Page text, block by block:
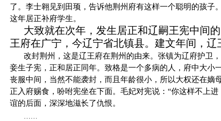
了。李士翱见到田顼，告诉他荆州府有这样一个聪明的孩
这年居正补府学生。
大致就在次年，发生居正和辽嗣王宪中间
王府在广宁，今辽宁省北镇县。建文年间，辽
改封荆州，这是辽王府在荆州的由来。张镇为辽府护卫
妾生子宪，正和居正同年。致格是一个多病的人，府中大
丧服中间，当然不能袭封，而且年龄很小，所以大权还在
正入府赐食，吩咐宪坐在下面。毛妃对宪说：“你这样不上
谊的后面，深深地滋长了仇恨。
……